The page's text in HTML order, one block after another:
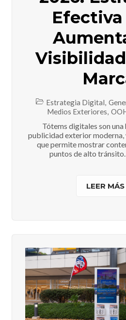
Efectiva
Estrategia Digital,
Medios Exteriores,
Tótems digitales son
publicidad exterior moderna,
que permite mostrar
puntos de alto tránsito.
LEER MÁS